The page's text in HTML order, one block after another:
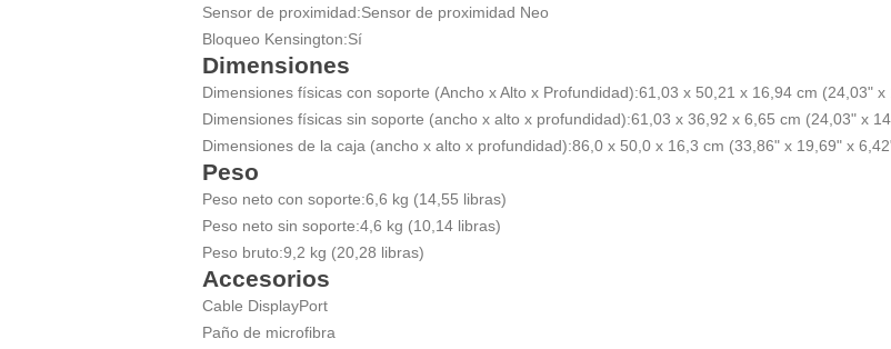
Sensor de proximidad:Sensor de proximidad Neo
Bloqueo Kensington:Sí
Dimensiones
Dimensiones físicas con soporte (Ancho x Alto x Profundidad):61,03 x 50,21 x 16,94 cm (24,03" x
Dimensiones físicas sin soporte (ancho x alto x profundidad):61,03 x 36,92 x 6,65 cm (24,03" x
Dimensiones de la caja (ancho x alto x profundidad):86,0 x 50,0 x 16,3 cm (33,86" x 19,69" x
Peso
Peso neto con soporte:6,6 kg (14,55 libras)
Peso neto sin soporte:4,6 kg (10,14 libras)
Peso bruto:9,2 kg (20,28 libras)
Accesorios
Cable DisplayPort
Paño de microfibra